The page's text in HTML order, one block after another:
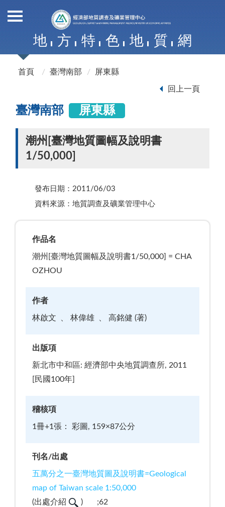
地 方 特 色 地 質 網
首頁 臺灣南部 屏東縣
回上一頁
臺灣南部 屏東縣
潮州[臺灣地質圖幅及說明書
1/50,000]
發布日期：2011/06/03
資料來源：地質調查及礦業管理中心
作品名
潮州[臺灣地質圖幅及說明書1/50,000] = CHA
OZHOU
作者
林啟文 林偉雄 高銘健 (著)
出版項
新北市中和區: 經濟部中央地質調查所, 2011
[民國100年]
稽核項
1冊+1張： 彩圖, 159×87公分
刊名/出處
五萬分之一臺灣地質圖及說明書=Geological
map of Taiwan scale 1:50,000
(出處介紹 ) ;62